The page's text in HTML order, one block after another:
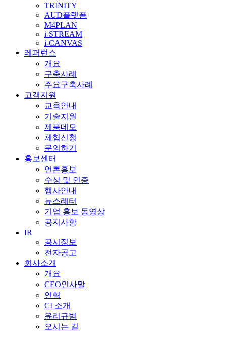
TRINITY
AUD플랫폼
M4PLAN
i-STREAM
i-CANVAS
레퍼런스
개요
구축사례
주요구축사례
고객지원
교육안내
기술지원
제품데모
체험신청
문의하기
홍보센터
언론홍보
수상 및 인증
행사안내
뉴스레터
기업 홍보 동영상
공지사항
IR
공시정보
전자공고
회사소개
개요
CEO인사말
연혁
CI 소개
윤리규범
오시는 길